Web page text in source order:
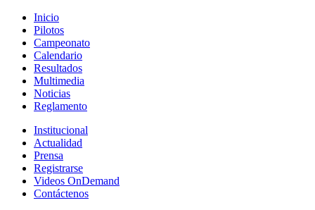
Inicio
Pilotos
Campeonato
Calendario
Resultados
Multimedia
Noticias
Reglamento
Institucional
Actualidad
Prensa
Registrarse
Videos OnDemand
Contáctenos